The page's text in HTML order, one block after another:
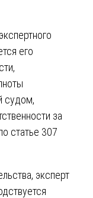
его
судом,
за
статье 307
эксперт